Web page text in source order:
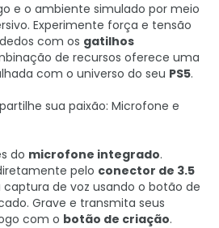
e o ambiente simulado por meio
Experimente força e tensão
com os gatilhos
de recursos oferece uma
com o universo do seu PS5.
sua paixão: Microfone e
do microfone integrado.
pelo conector de 3.5
captura de voz usando o botão de
Grave e transmita seus
com o botão de criação.